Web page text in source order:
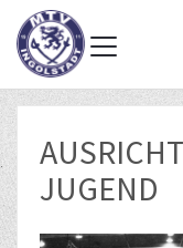
JUGEND